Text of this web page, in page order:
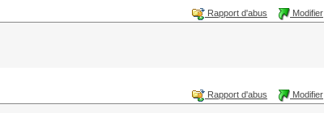
Rapport d'abus Modifier
Rapport d'abus Modifier